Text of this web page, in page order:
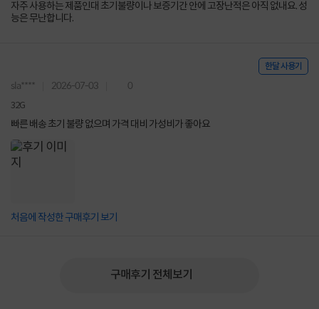
자주 사용하는 제품인대 초기불량이나 보증기간 안에 고장난적은 아직 없내요. 성
능은 무난합니다.
한달 사용기
sla**** 2026-07-03 0
32G
빠른 배송 초기 불량 없으며 가격 대비 가성비가 좋아요
처음에 작성한 구매후기 보기
구매후기 전체보기